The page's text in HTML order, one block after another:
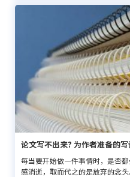
论文写不出来? 为作者准备的写
每当要开始做一件事情时，是否
感消逝，取而代之的是放弃的念